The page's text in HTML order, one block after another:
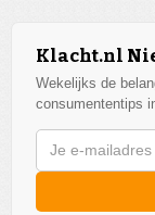
Klacht.nl
Wekelijks de
consumententips